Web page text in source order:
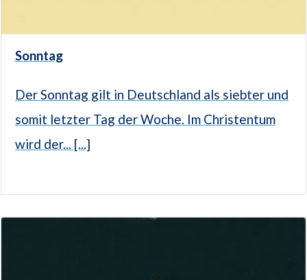
Sonntag
Der Sonntag gilt in Deutschland als siebter und
somit letzter Tag der Woche. Im Christentum
wird der... [...]